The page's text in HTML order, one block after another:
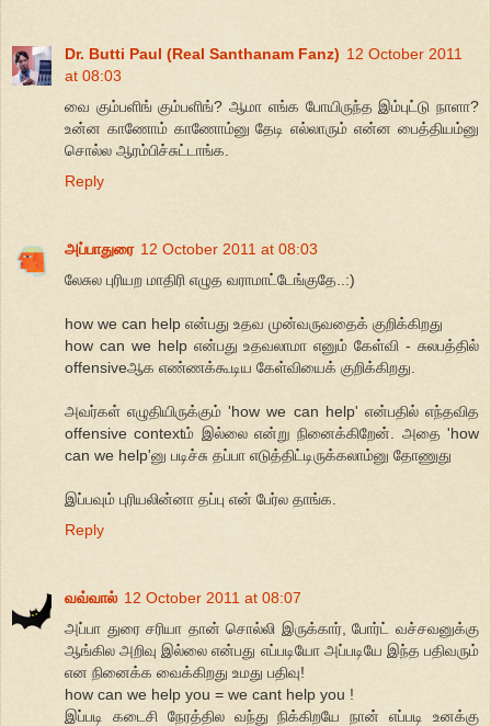
Dr. Butti Paul (Real Santhanam Fanz) 12 October 2011
at 08:03
வை கும்பளிங் கும்பளிங்? ஆமா எங்க போயிருந்த இம்புட்டு நாளா?
உன்ன காணோம் காணோம்னு தேடி எல்லாரும் என்ன பைத்தியம்னு
சொல்ல ஆரம்பிச்சுட்டாங்க.
Reply
அப்பாதுரை 12 October 2011 at 08:03
லேசுல புரியற மாதிரி எழுத வராமாட்டேங்குதே..:)
how we can help என்பது உதவ முன்வருவதைக் குறிக்கிறது
how can we help என்பது உதவலாமா எனும் கேள்வி - சுலபத்தில்
offensiveஆக எண்ணக்கூடிய கேள்வியைக் குறிக்கிறது.
அவர்கள் எழுதியிருக்கும் 'how we can help' என்பதில் எந்தவித
offensive contextம் இல்லை என்று நினைக்கிறேன். அதை 'how
can we help'னு படிச்சு தப்பா எடுத்திட்டிருக்கலாம்னு தோணுது
இப்பவும் புரியலின்னா தப்பு என் பேர்ல தாங்க.
Reply
வவ்வால் 12 October 2011 at 08:07
அப்பா துரை சரியா தான் சொல்லி இருக்கார், போர்ட் வச்சவனுக்கு
ஆங்கில அறிவு இல்லை என்பது எப்படியோ அப்படியே இந்த பதிவரும்
என நினைக்க வைக்கிறது உமது பதிவு!
how can we help you = we cant help you !
இப்படி கடைசி நேரத்தில வந்து நிக்கிறயே நான் எப்படி உனக்கு